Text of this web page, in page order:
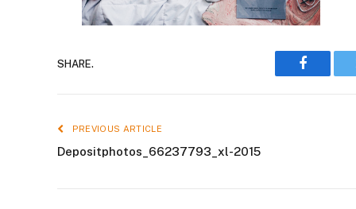
SHARE.
PREVIOUS ARTICLE
Depositphotos_66237793_xl-2015